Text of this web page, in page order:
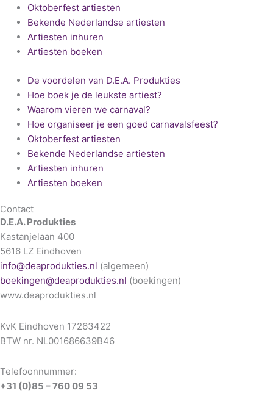
Oktoberfest artiesten
Bekende Nederlandse artiesten
Artiesten inhuren
Artiesten boeken
De voordelen van D.E.A. Produkties
Hoe boek je de leukste artiest?
Waarom vieren we carnaval?
Hoe organiseer je een goed carnavalsfeest?
Oktoberfest artiesten
Bekende Nederlandse artiesten
Artiesten inhuren
Artiesten boeken
Contact
D.E.A. Produkties
Kastanjelaan 400
5616 LZ Eindhoven
info@deaprodukties.nl (algemeen)
boekingen@deaprodukties.nl (boekingen)
www.deaprodukties.nl
KvK Eindhoven 17263422
BTW nr. NL001686639B46
Telefoonnummer:
+31 (0)85 – 760 09 53